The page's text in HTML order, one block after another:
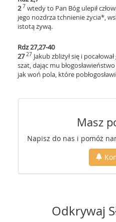
2 7 wtedy to Pan Bóg ulepił
jego nozdrza tchnienie życia*,
istotą żywą.
Rdz 27,27-40
2727 Jakub zbliżył się i
szat, dając mu
jak woń pola, które
Masz
Napisz do nas i pomóż
Odkrywaj